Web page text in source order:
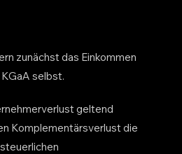
zunächst das Einkommen
selbst.
geltend
Komplementärsverlust die